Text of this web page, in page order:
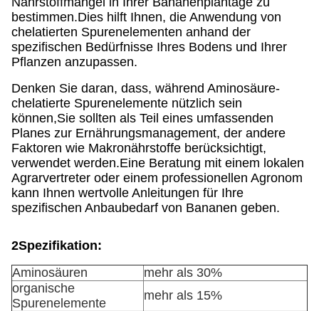
bestimmen.Dies hilft Ihnen, die Anwendung von
chelatierten Spurenelementen anhand der
spezifischen Bedürfnisse Ihres Bodens und Ihrer
Pflanzen anzupassen.
Denken Sie daran, dass, während Aminosäure-
chelatierte Spurenelemente nützlich sein
können,Sie sollten als Teil eines umfassenden
Planes zur Ernährungsmanagement, der andere
Faktoren wie Makronährstoffe berücksichtigt,
verwendet werden.Eine Beratung mit einem lokalen
Agrarvertreter oder einem professionellen Agronom
kann Ihnen wertvolle Anleitungen für Ihre
spezifischen Anbaubedarf von Bananen geben.
2Spezifikation:
Aminosäuren
mehr als 30%
organische
Spurenelemente
mehr als 15%